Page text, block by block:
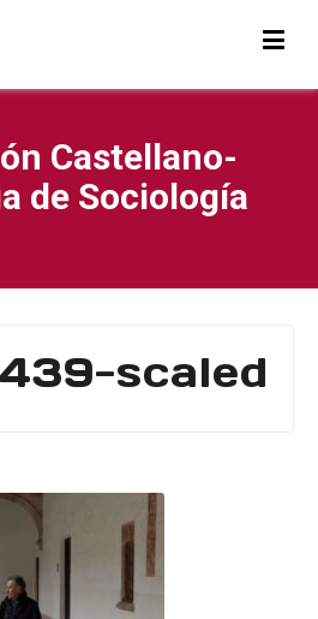
Castellano-
de Sociología
scaled